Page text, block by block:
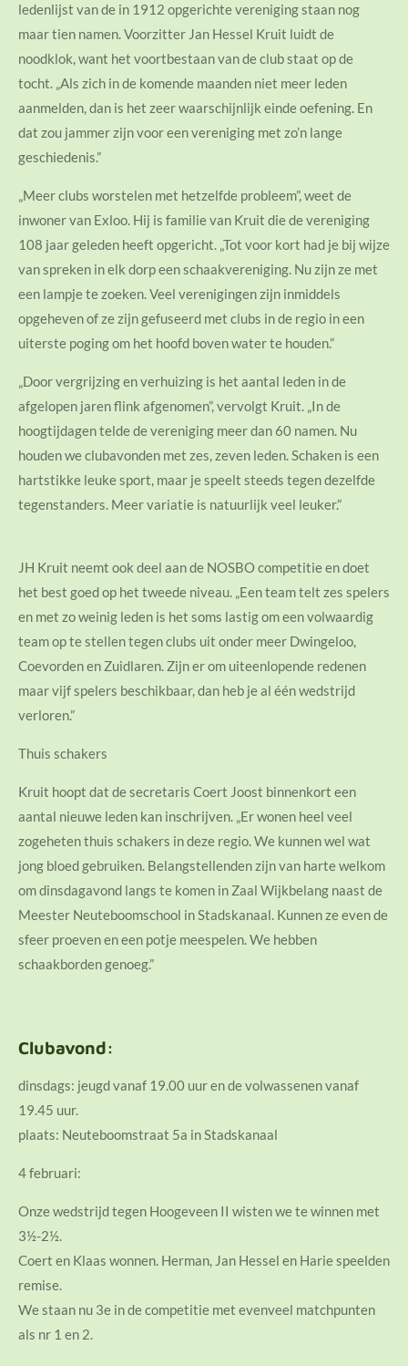
ledenlijst van de in 1912 opgerichte vereniging staan nog
maar tien namen. Voorzitter Jan Hessel Kruit luidt de
noodklok, want het voortbestaan van de club staat op de
tocht. „Als zich in de komende maanden niet meer leden
aanmelden, dan is het zeer waarschijnlijk einde oefening. En
dat zou jammer zijn voor een vereniging met zo’n lange
geschiedenis.”
„Meer clubs worstelen met hetzelfde probleem”, weet de
inwoner van Exloo. Hij is familie van Kruit die de vereniging
108 jaar geleden heeft opgericht. „Tot voor kort had je bij wijze
van spreken in elk dorp een schaakvereniging. Nu zijn ze met
een lampje te zoeken. Veel verenigingen zijn inmiddels
opgeheven of ze zijn gefuseerd met clubs in de regio in een
uiterste poging om het hoofd boven water te houden.”
„Door vergrijzing en verhuizing is het aantal leden in de
afgelopen jaren flink afgenomen”, vervolgt Kruit. „In de
hoogtijdagen telde de vereniging meer dan 60 namen. Nu
houden we clubavonden met zes, zeven leden. Schaken is een
hartstikke leuke sport, maar je speelt steeds tegen dezelfde
tegenstanders. Meer variatie is natuurlijk veel leuker.”
JH Kruit neemt ook deel aan de NOSBO competitie en doet
het best goed op het tweede niveau. „Een team telt zes spelers
en met zo weinig leden is het soms lastig om een volwaardig
team op te stellen tegen clubs uit onder meer Dwingeloo,
Coevorden en Zuidlaren. Zijn er om uiteenlopende redenen
maar vijf spelers beschikbaar, dan heb je al één wedstrijd
verloren.”
Thuis schakers
Kruit hoopt dat de secretaris Coert Joost binnenkort een
aantal nieuwe leden kan inschrijven. „Er wonen heel veel
zogeheten thuis schakers in deze regio. We kunnen wel wat
jong bloed gebruiken. Belangstellenden zijn van harte welkom
om dinsdagavond langs te komen in Zaal Wijkbelang naast de
Meester Neuteboomschool in Stadskanaal. Kunnen ze even de
sfeer proeven en een potje meespelen. We hebben
schaakborden genoeg.”
Clubavond:
dinsdags: jeugd vanaf 19.00 uur en de volwassenen vanaf
19.45 uur.
plaats: Neuteboomstraat 5a in Stadskanaal
4 februari:
Onze wedstrijd tegen Hoogeveen II wisten we te winnen met
3½-2½.
Coert en Klaas wonnen. Herman, Jan Hessel en Harie speelden
remise.
We staan nu 3e in de competitie met evenveel matchpunten
als nr 1 en 2.